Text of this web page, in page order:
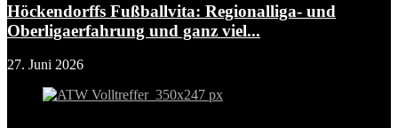
Höckendorffs Fußballvita: Regionalliga- und
Oberligaerfahrung und ganz viel...
27. Juni 2026